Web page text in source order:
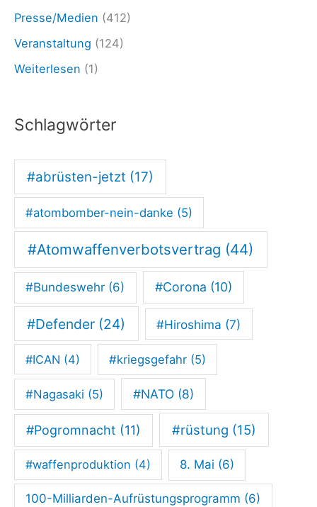
Presse/Medien (412)
Veranstaltung (124)
Weiterlesen (1)
Schlagwörter
#abrüsten-jetzt (17)
#atombomber-nein-danke (5)
#Atomwaffenverbotsvertrag (44)
#Bundeswehr (6) #Corona (10)
#Defender (24) #Hiroshima (7)
#ICAN (4) #kriegsgefahr(5)
#Nagasaki (5) #NATO(8)
#Pogromnacht (11) #rüstung (15)
#waffenproduktion (4) 8. Mai (6)
100-Milliarden-Aufrüstungsprogramm (6)